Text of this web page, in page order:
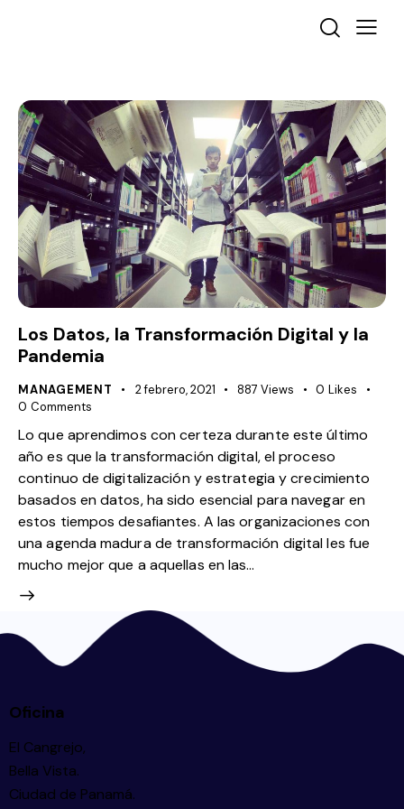
Los Datos, la Transformación Digital y la
Pandemia
MANAGEMENT 2 febrero, 2021 887 Views 0 Likes
0 Comments
Lo que aprendimos con certeza durante este último
año es que la transformación digital, el proceso
continuo de digitalización y estrategia y crecimiento
basados en datos, ha sido esencial para navegar en
estos tiempos desafiantes. A las organizaciones con
una agenda madura de transformación digital les fue
mucho mejor que a aquellas en las…
Oficina
El Cangrejo,
Bella Vista.
Ciudad de Panamá.